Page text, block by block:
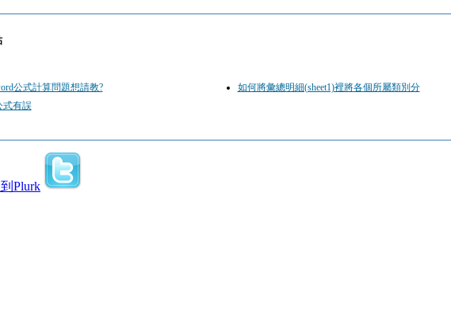
公式計算問題想請教?
如何將彙總明細(sheet1)裡將各個所屬類別分
式有誤